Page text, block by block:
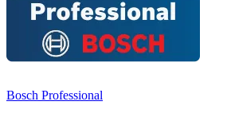
Bosch Professional